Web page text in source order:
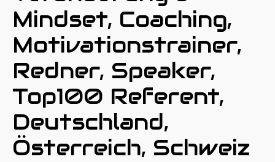
Mindset, Coaching,
Motivationstrainer,
Redner, Speaker,
Top100 Referent,
Deutschland,
Österreich, Schweiz